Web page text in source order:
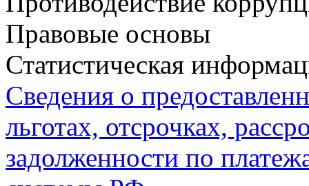
Правовые основы
Статистическая
Сведения о
льготах, отсрочках,
задолженности по